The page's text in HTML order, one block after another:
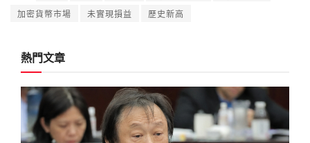
加密貨幣市場
未實現損益 歷史新高
熱門文章